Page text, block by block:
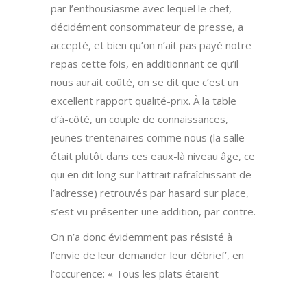
par l’enthousiasme avec lequel le chef,
décidément consommateur de presse, a
accepté, et bien qu’on n’ait pas payé notre
repas cette fois, en additionnant ce qu’il
nous aurait coûté, on se dit que c’est un
excellent rapport qualité-prix. À la table
d’à-côté, un couple de connaissances,
jeunes trentenaires comme nous (la salle
était plutôt dans ces eaux-là niveau âge, ce
qui en dit long sur l’attrait rafraîchissant de
l’adresse) retrouvés par hasard sur place,
s’est vu présenter une addition, par contre.
On n’a donc évidemment pas résisté à
l’envie de leur demander leur débrief’, en
l’occurence: « Tous les plats étaient